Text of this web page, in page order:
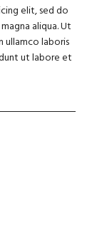
elit, sed do
aliqua. Ut
ullamco laboris
ut labore et